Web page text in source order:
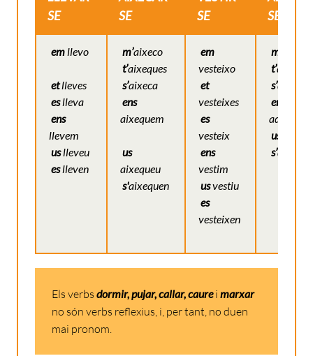
SE
SE
SE
SE
em llevo
etlleves
eslleva
ens
llevem
uslleveu
eslleven
m’aixeco
t’aixeques
s’aixeca
ens
aixequem
us
aixequeu
s'aixequen
em
vesteixo
et
vesteixes
es
vesteix
ens
vestim
usvestiu
es
vesteixen
m’
t’adorms
s’adorm
ens
us
s’
Els verbs dormir, pujar, callar, caure i marxar
no són verbs reflexius, i, per tant, no duen
mai pronom.